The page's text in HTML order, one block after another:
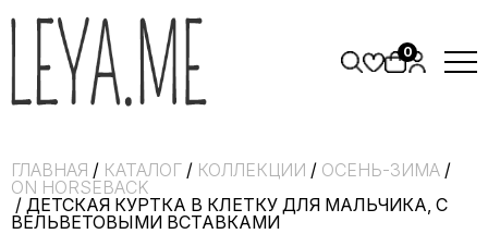
0
ГЛАВНАЯ / КАТАЛОГ / КОЛЛЕКЦИИ / ОСЕНЬ-ЗИМА /
ON HORSEBACK
/ ДЕТСКАЯ КУРТКА В КЛЕТКУ ДЛЯ МАЛЬЧИКА, С
ВЕЛЬВЕТОВЫМИ ВСТАВКАМИ